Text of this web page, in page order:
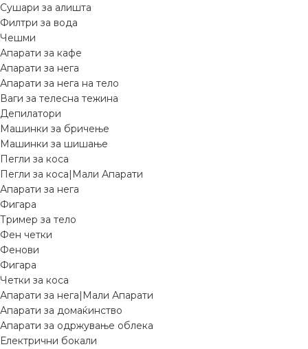
Сушари за алишта
Филтри за вода
Чешми
Апарати за кафе
Апарати за нега
Апарати за нега на тело
Ваги за телесна тежина
Депилатори
Машинки за бричење
Машинки за шишање
Пегли за коса
Пегли за коса|Мали Апарати
Апарати за нега
Фигара
Тример за тело
Фен четки
Фенови
Фигара
Четки за коса
Апарати за нега|Мали Апарати
Апарати за домаќинство
Апарати за одржување облека
Електрични бокали